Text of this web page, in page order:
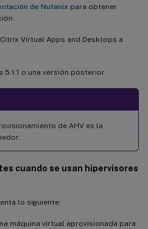
de Nutanix para obtener
Virtual Apps and Desktops a
o una versión posterior.
de AHV es la
cuando se usan hipervisores
lo siguiente:
máquina virtual aprovisionada para